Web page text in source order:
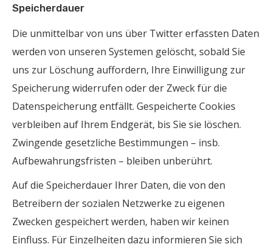
Speicherdauer
Die unmittelbar von uns über Twitter erfassten Daten
werden von unseren Systemen gelöscht, sobald Sie
uns zur Löschung auffordern, Ihre Einwilligung zur
Speicherung widerrufen oder der Zweck für die
Datenspeicherung entfällt. Gespeicherte Cookies
verbleiben auf Ihrem Endgerät, bis Sie sie löschen.
Zwingende gesetzliche Bestimmungen – insb.
Aufbewahrungsfristen – bleiben unberührt.
Auf die Speicherdauer Ihrer Daten, die von den
Betreibern der sozialen Netzwerke zu eigenen
Zwecken gespeichert werden, haben wir keinen
Einfluss. Für Einzelheiten dazu informieren Sie sich